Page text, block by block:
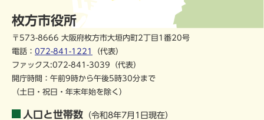
枚方市役所
〒573-8666 大阪府枚方市大垣内町2丁目1番20号
電話： 072-841-1221
（代表）
ファックス:072-841-3039（代表）
開庁時間：午前9時から午後5時30分まで
（土日・祝日・年末年始を除く）
人口と世帯数 （令和8年7月1日現在）